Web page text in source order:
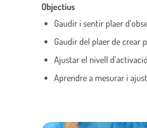
Objectius
Gaudir i sentir plaer
Gaudir del plaer de crear
Ajustar el nivell
Aprendre a mesurar i